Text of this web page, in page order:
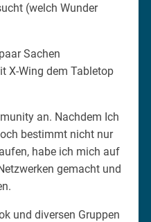
(welch Wunder
Sachen
X-Wing dem Tabletop
an. Nachdem Ich
bestimmt nicht nur
habe ich mich auf
gemacht und
und diversen Gruppen